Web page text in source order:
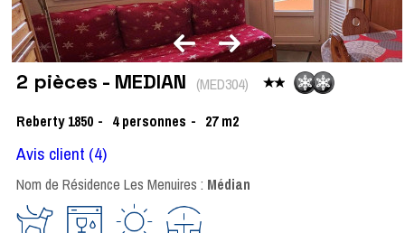
2 pièces - MEDIAN (MED304)
Reberty 1850
4 personnes 27 m2
Avis client (4)
Nom de Résidence Les Menuires : Médian